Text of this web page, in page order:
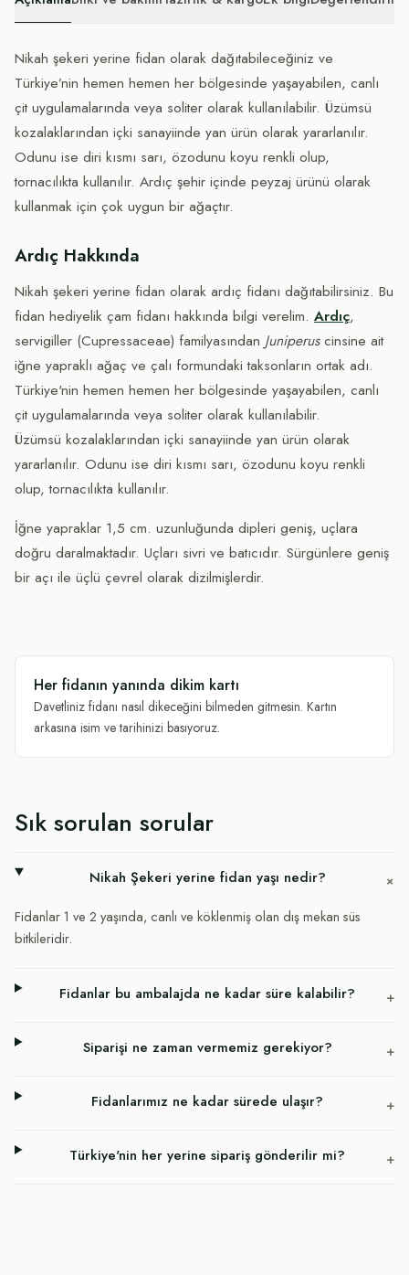
Nikah şekeri yerine fidan olarak dağıtabileceğiniz ve
Türkiye’nin hemen hemen her bölgesinde yaşayabilen, canlı
çit uygulamalarında veya soliter olarak kullanılabilir. Üzümsü
kozalaklarından içki sanayiinde yan ürün olarak yararlanılır.
Odunu ise diri kısmı sarı, özodunu koyu renkli olup,
tornacılıkta kullanılır. Ardıç şehir içinde peyzaj ürünü olarak
kullanmak için çok uygun bir ağaçtır.
Ardıç Hakkında
Nikah şekeri yerine fidan olarak ardıç fidanı dağıtabilirsiniz. Bu
fidan hediyelik çam fidanı hakkında bilgi verelim. Ardıç,
servigiller (Cupressaceae) familyasından Juniperuscinsine ait
iğne yapraklı ağaç ve çalı formundaki taksonların ortak adı.
Türkiye'nin hemen hemen her bölgesinde yaşayabilen, canlı
çit uygulamalarında veya soliter olarak kullanılabilir.
Üzümsü kozalaklarından içki sanayiinde yan ürün olarak
yararlanılır. Odunu ise diri kısmı sarı, özodunu koyu renkli
olup, tornacılıkta kullanılır.
İğne yapraklar 1,5 cm. uzunluğunda dipleri geniş, uçlara
doğru daralmaktadır. Uçları sivri ve batıcıdır. Sürgünlere geniş
bir açı ile üçlü çevrel olarak dizilmişlerdir.
Her fidanın yanında dikim kartı
Davetliniz fidanı nasıl dikeceğini bilmeden gitmesin. Kartın
arkasına isim ve tarihinizi basıyoruz.
Sık sorulan sorular
Nikah Şekeri yerine fidan yaşı nedir? +
Fidanlar 1 ve 2 yaşında, canlı ve köklenmiş olan dış mekan süs
bitkileridir.
Fidanlar bu ambalajda ne kadar süre kalabilir? +
Siparişi ne zaman vermemiz gerekiyor? +
Fidanlarımız ne kadar sürede ulaşır? +
Türkiye'nin her yerine sipariş gönderilir mi? +